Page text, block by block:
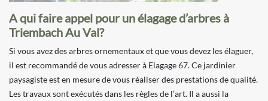
A qui faire appel pour un élagage d’arbres à
Triembach Au Val?
Si vous avez des arbres ornementaux et que vous devez les élaguer,
il est recommandé de vous adresser à Elagage 67. Ce jardinier
paysagiste est en mesure de vous réaliser des prestations de qualité.
Les travaux sont exécutés dans les règles de l’art. Il a aussi la